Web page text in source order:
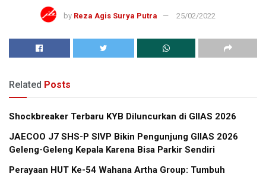
by Reza Agis Surya Putra 25/02/2022
Related Posts
Shockbreaker Terbaru KYB Diluncurkan di GIIAS 2026
JAECOO J7 SHS-P SIVP Bikin Pengunjung GIIAS 2026
Geleng-Geleng Kepala Karena Bisa Parkir Sendiri
Perayaan HUT Ke-54 Wahana Artha Group: Tumbuh